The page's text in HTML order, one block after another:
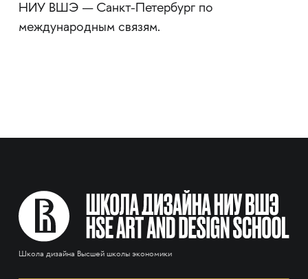
НИУ ВШЭ — Санкт-Петербург по
международным связям.
Школа дизайна Высшей школы экономики